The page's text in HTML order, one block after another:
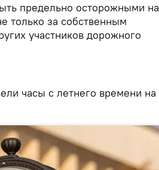
предельно осторожными на
только за собственным
участников дорожного
часы с летнего времени на